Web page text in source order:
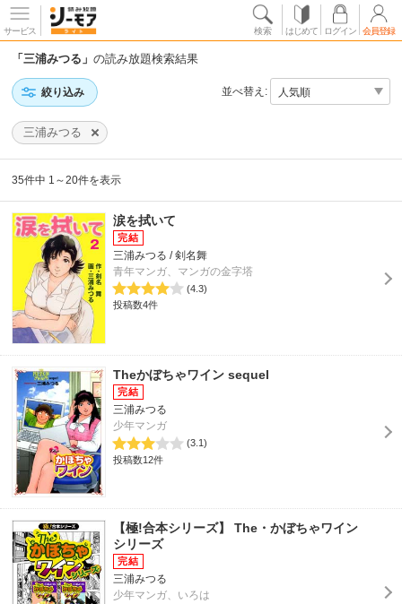
サービス 検索 はじめて ログイン 会員登録
「三浦みつる」の読み放題検索結果
絞り込み 並べ替え:
三浦みつる
35件中 1～20件を表示
涙を拭いて
三浦みつる / 剣名舞
青年マンガ、マンガの金字塔
(4.3)
投稿数4件
Theかぼちゃワイン sequel
三浦みつる
少年マンガ
(3.1)
投稿数12件
【極!合本シリーズ】 The・かぼちゃワイン
シリーズ
三浦みつる
少年マンガ、いろは